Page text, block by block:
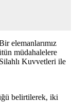
elemanlarımız
müdahalelere
Kuvvetleri ile
belirtilerek, iki